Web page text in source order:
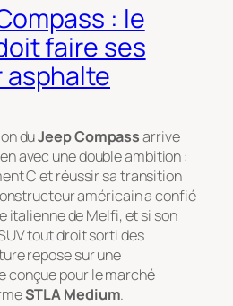
: le
faire ses
asphalte
duJeep Compassarrive
avec une double ambition :
C et réussir sa transition
américain a confié
italienne de Melfi, et si son
tout droit sorti des
repose sur une
conçue pour le marché
STLA Medium.